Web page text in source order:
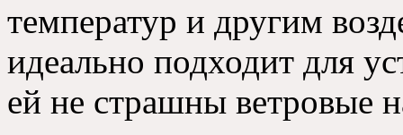
температур и другим
идеально подходит для
ей не страшны ветровые